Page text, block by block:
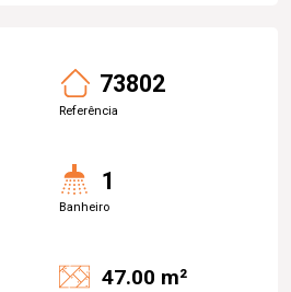
73802
Referência
1
Banheiro
47.00 m²